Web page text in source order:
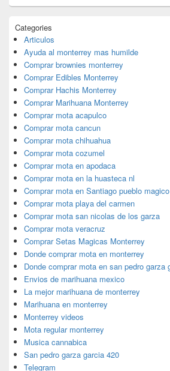
Categories
Articulos
Ayuda al monterrey mas humilde
Comprar brownies monterrey
Comprar Edibles Monterrey
Comprar Hachis Monterrey
Comprar Marihuana Monterrey
Comprar mota acapulco
Comprar mota cancun
Comprar mota chihuahua
Comprar mota cozumel
Comprar mota en apodaca
Comprar mota en la huasteca nl
Comprar mota en Santiago pueblo
Comprar mota playa del carmen
Comprar mota san nicolas de los garza
Comprar mota veracruz
Comprar Setas Magicas Monterrey
Donde comprar mota en monterrey
Donde comprar mota en san pedro garza
Envios de marihuana mexico
La mejor marihuana de monterrey
Marihuana en monterrey
Monterrey videos
Mota regular monterrey
Musica cannabica
San pedro garza garcia 420
Telegram